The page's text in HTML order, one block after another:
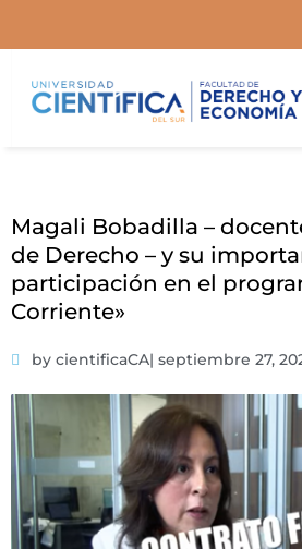
Magali Bobadilla –
de Derecho – y su
participación en el
Corriente»
by cientificaCA| septiembre 27,